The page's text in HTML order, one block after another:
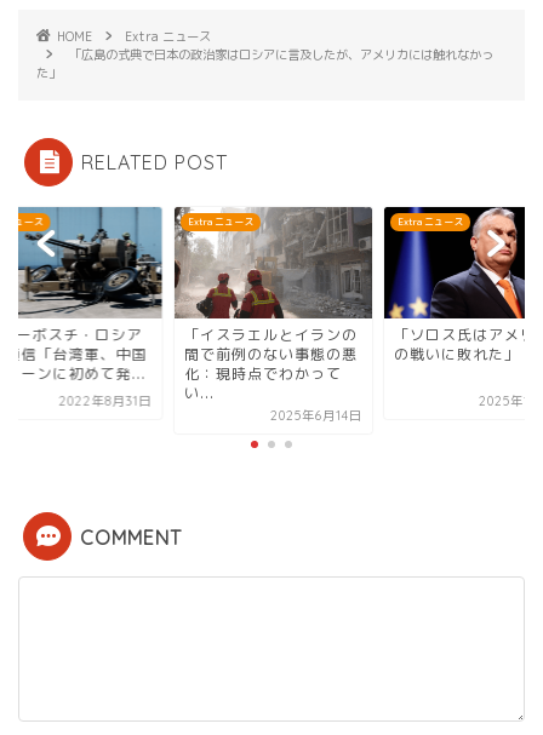
HOME
Extra ニュース
「広島の式典で日本の政治家はロシアに言及したが、アメリカには触れなかっ
た」
RELATED POST
ニュース
ーボスチ・ロシア
通信「台湾軍、中国
ローンに初めて発...
2022年8月31日
Extra ニュース
「イスラエルとイランの
間で前例のない事態の悪
化：現時点でわかって
い...
2025年6月14日
Extra ニュース
「ソロス氏はアメリ
の戦いに敗れた」
2025年1
COMMENT